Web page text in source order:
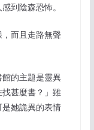
到陰森恐怖。
而且走路無聲
館的主題是靈異
甚麼書？」雖
她詭異的表情